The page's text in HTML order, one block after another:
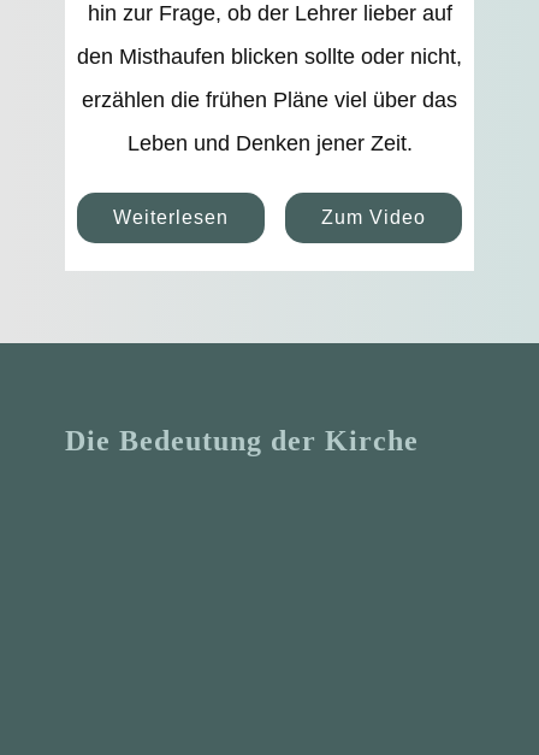
hin zur Frage, ob der Lehrer lieber auf
den Misthaufen blicken sollte oder nicht,
erzählen die frühen Pläne viel über das
Leben und Denken jener Zeit.
Weiterlesen Zum Video
Die Bedeutung der Kirche